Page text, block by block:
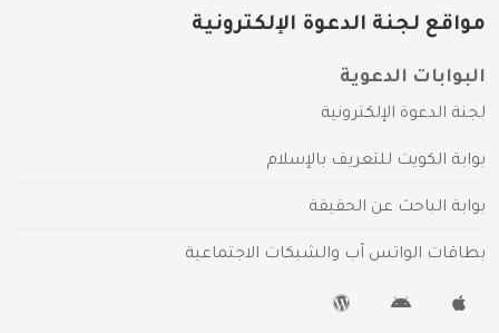
مواقع لجنة الدعوة الإلكترونية
البوابات الدعوية
لجنة الدعوة الإلكترونية
بوابة الكويت للتعريف بالإسلام
بوابة الباحث عن الحقيقة
بطاقات الواتس آب والشبكات الاجتماعية